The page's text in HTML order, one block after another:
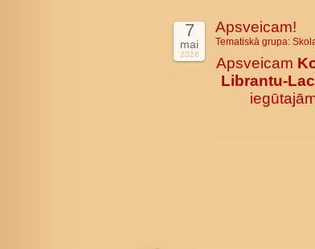
7
mai
2026
Apsveicam!
Tematiskā grupa:
Apsveicam
Librantu-